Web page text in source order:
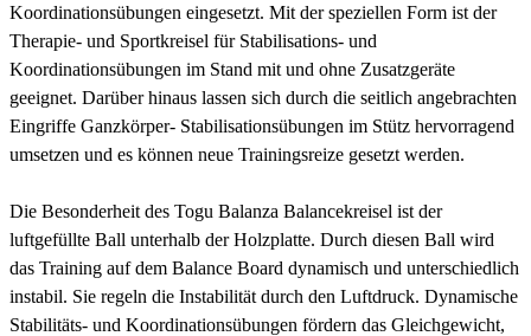
Koordinationsübungen eingesetzt. Mit der speziellen Form ist der
Therapie- und Sportkreisel für Stabilisations- und
Koordinationsübungen im Stand mit und ohne Zusatzgeräte
geeignet. Darüber hinaus lassen sich durch die seitlich angebrachten
Eingriffe Ganzkörper- Stabilisationsübungen im Stütz hervorragend
umsetzen und es können neue Trainingsreize gesetzt werden.
Die Besonderheit des Togu Balanza Balancekreisel ist der
luftgefüllte Ball unterhalb der Holzplatte. Durch diesen Ball wird
das Training auf dem Balance Board dynamisch und unterschiedlich
instabil. Sie regeln die Instabilität durch den Luftdruck. Dynamische
Stabilitäts- und Koordinationsübungen fördern das Gleichgewicht,